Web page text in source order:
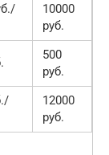
10000
руб.
500
руб.
12000
руб.